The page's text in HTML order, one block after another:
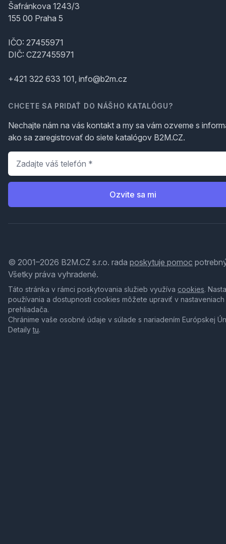
Šafránkova 1243/3
155 00 Praha 5
IČO: 27455971
DIČ: CZ27455971
+421 322 633 101, info@b2m.cz
CHCETE SA PRIDAŤ DO NÁŠHO KATALÓGU?
Nechajte nám na vás kontakt a my sa vám ozveme s
ako sa zaregistrovať do siete katalógov B2M.CZ.
Telefón
Ozvite sa mi
© 2001–2026 B2M.CZ s.r.o. rada poskytuje pomoc
Všetky práva vyhradené.
Táto stránka v rámci poskytovania služieb využíva cookies.
používania a dostupnosti cookies môžete upraviť v nastaveniach
prehliadača.
Chránime vaše osobné údaje v súlade s nariadením Európskej
Detailytu.